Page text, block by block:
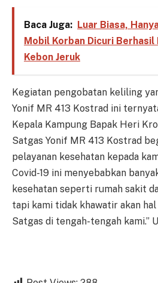
Baca Juga: Luar Biasa,
Mobil Korban Dicuri
Kebon Jeruk
Kegiatan pengobatan keliling
Yonif MR 413 Kostrad ini
Kepala Kampung Bapak Heri
Satgas Yonif MR 413 Kostrad
pelayanan kesehatan kepada
Covid-19 ini menyebabkan
kesehatan seperti rumah sakit
tapi kami tidak khawatir akan
Satgas di tengah-tengah kami.”